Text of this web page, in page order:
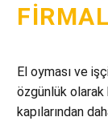
El oyması ve
özgünlük olarak
kapılarından